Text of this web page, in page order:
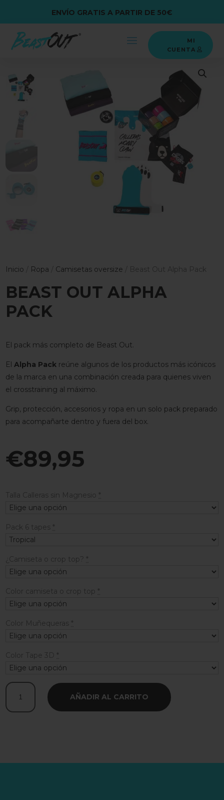
ENVÍO GRATIS A PARTIR DE 50€
MI
CUENTA
Inicio Ropa Camisetas oversize / Beast Out Alpha Pack
BEAST OUT ALPHA
PACK
El pack más completo de Beast Out.
ElAlpha Pack reúne algunos de los productos más icónicos
de la marca en una combinación creada para quienes viven
el crosstraining al máximo.
Grip, protección, accesorios y ropa en un solo pack preparado
para acompañarte dentro y fuera del box.
€89,95
Talla Calleras sin Magnesio *
Pack 6 tapes *
¿Camiseta o crop top? *
Color camiseta o crop top *
Color Muñequeras *
Color Tape 3D *
Beast
Alpha
AÑADIR AL CARRITO